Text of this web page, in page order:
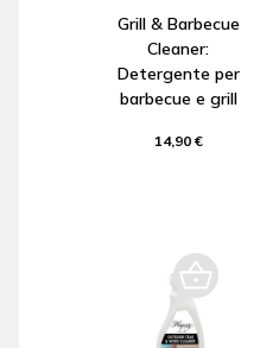
Grill & Barbecue
Cleaner:
Detergente per
barbecue e grill
14,90 €